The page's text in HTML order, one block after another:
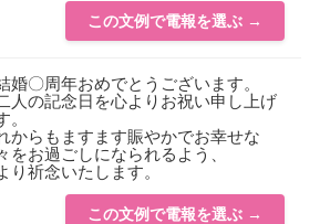
この文例で電報を選ぶ →
婚〇周年おめでとうございます。
人の記念日を心よりお祝い申し上げ
。
からもますます賑やかでお幸せな
をお過ごしになられるよう、
り祈念いたします。
この文例で電報を選ぶ →